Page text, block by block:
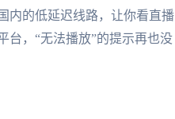
内的低延迟线路，让你看直播
台，“无法播放”的提示再也没